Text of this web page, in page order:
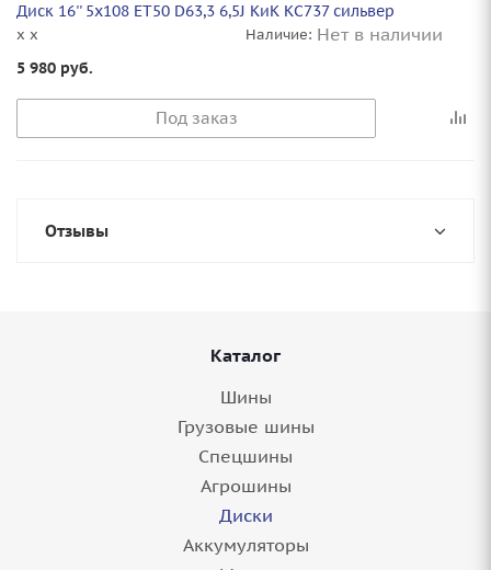
Диск 16'' 5x108 ET50 D63,3 6,5J КиК КС737 сильвер
x x Наличие: Нет в наличии
5 980 руб.
Под заказ
Отзывы
Каталог
Шины
Грузовые шины
Спецшины
Агрошины
Диски
Аккумуляторы